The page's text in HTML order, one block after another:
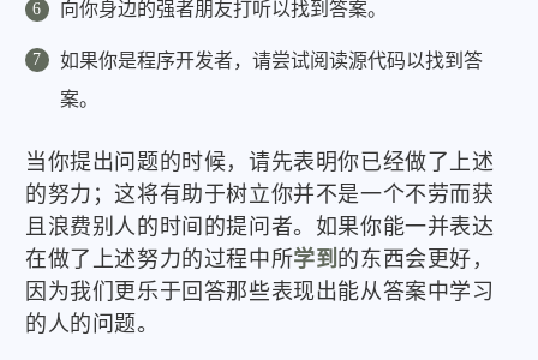
向你身边的强者朋友打听以找到答案。
如果你是程序开发者，请尝试阅读源代码以找到答
案。
当你提出问题的时候，请先表明你已经做了上述
的努力；这将有助于树立你并不是一个不劳而获
且浪费别人的时间的提问者。如果你能一并表达
在做了上述努力的过程中所学到 的东西会更好，
因为我们更乐于回答那些表现出能从答案中学习
的人的问题。